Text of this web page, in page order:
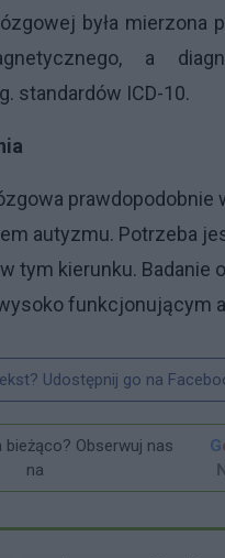
była mierzona
a
standardów ICD-10.
prawdopodobnie
autyzmu. Potrzeba
tym kierunku. Badanie
funkcjonującym
Udostępnij go na
bieżąco? Obserwuj nas
na
G